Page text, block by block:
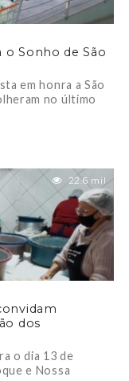
o Sonho de São
em honra a São
no último
22.6 mil
dos
o dia 13 de
e Nossa